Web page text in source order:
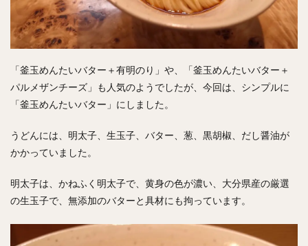
「釜玉めんたいバター＋有明のり」や、「釜玉めんたいバター＋
パルメザンチーズ」も人気のようでしたが、今回は、シンプルに
「釜玉めんたいバター」にしました。
うどんには、明太子、生玉子、バター、葱、黒胡椒、だし醤油が
かかっていました。
明太子は、かねふく明太子で、黄身の色が濃い、大分県産の厳選
の生玉子で、無添加のバターと具材にも拘っています。